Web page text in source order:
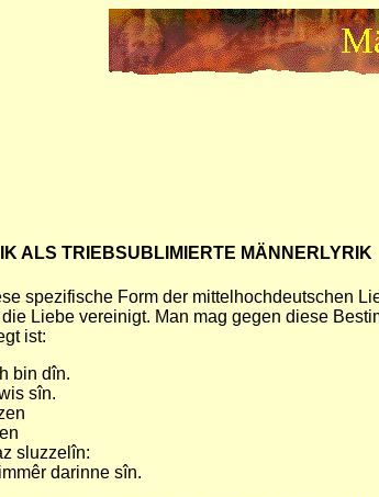
ALS TRIEBSUBLIMIERTE MÄNNERLYRIK
spezifische Form der mittelhochdeutschen
Liebe vereinigt. Man mag gegen diese
ist:
bin dîn.
sîn.
sluzzelîn:
darinne sîn.